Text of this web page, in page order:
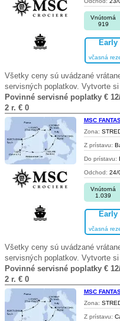
Vnútorná
919
včasná
Všetky ceny sú uvádzané
servisných poplatkov. Vytvorte
Povinné servisné poplatky €
2 r. € 0
MSC
Zona:
Z prístavu:
Do prístavu:
Odchod: 24/
Vnútorná
1.039
včasná
Všetky ceny sú uvádzané
servisných poplatkov. Vytvorte
Povinné servisné poplatky €
2 r. € 0
MSC
Zona:
Z prístavu: